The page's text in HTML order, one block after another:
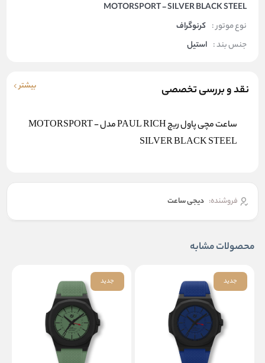
MOTORSPORT - SILVER BLACK STEEL
نوع موتور : کرنوگراف
جنس بند : استیل
نقد و بررسی تخصصی بیشتر
ساعت مچی پاول ریچ PAUL RICH مدل MOTORSPORT -
SILVER BLACK STEEL
فروشنده: دیجی ساعت
محصولات مشابه
جدید جدید